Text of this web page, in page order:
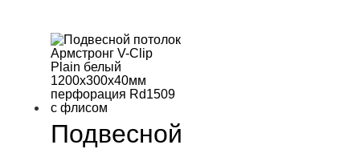
Подвесной